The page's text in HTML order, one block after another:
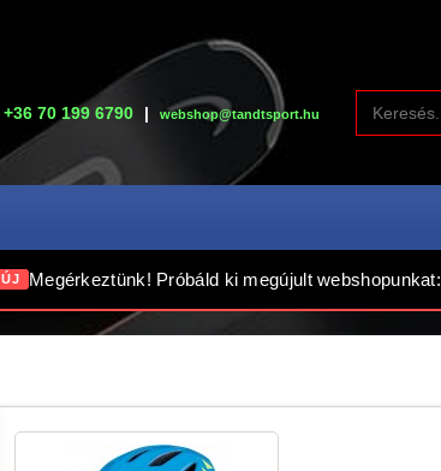
+36 70 199 6790 | webshop@tandtsport.hu
ÚJ Megérkeztünk! Próbáld ki megújult webshopunkat: